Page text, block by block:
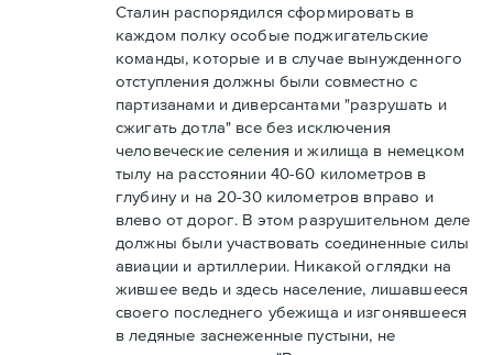
Сталин распорядился сформировать в
каждом полку особые поджигательские
команды, которые и в случае вынужденного
отступления должны были совместно с
партизанами и диверсантами "разрушать и
сжигать дотла" все без исключения
человеческие селения и жилища в немецком
тылу на расстоянии 40-60 километров в
глубину и на 20-30 километров вправо и
влево от дорог. В этом разрушительном деле
должны были участвовать соединенные силы
авиации и артиллерии. Никакой оглядки на
жившее ведь и здесь население, лишавшееся
своего последнего убежища и изгонявшееся
в ледяные заснеженные пустыни, не